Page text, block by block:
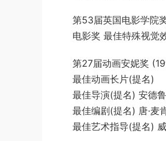
第53届英国电影学院
电影奖 最佳特殊视觉效
第27届动画安妮奖
最佳动画长片(提名)
最佳导演(提名) 安德鲁
最佳编剧(提名) 唐·麦肯
最佳艺术指导(提名) 威